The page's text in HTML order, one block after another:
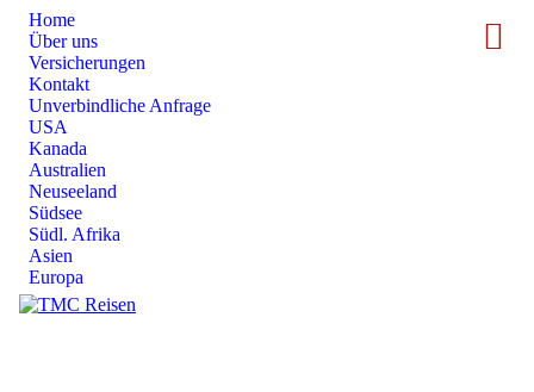
Home
Über uns
Versicherungen
Kontakt
Unverbindliche Anfrage
USA
Kanada
Australien
Neuseeland
Südsee
Südl. Afrika
Asien
Europa